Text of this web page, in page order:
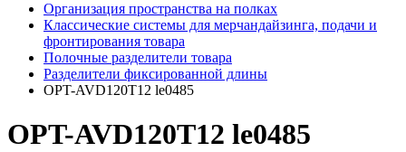
Организация пространства на полках
Классические системы для мерчандайзинга, подачи и
фронтирования товара
Полочные разделители товара
Разделители фиксированной длины
OPT-AVD120T12 le0485
OPT-AVD120T12 le0485